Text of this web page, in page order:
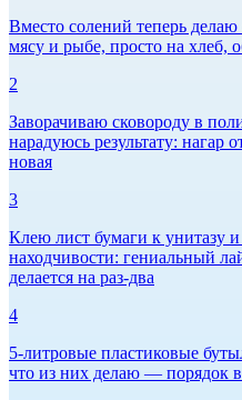
Вместо солений теперь
мясу и рыбе, просто на хлеб,
2
Заворачиваю сковороду в
нарадуюсь результату: нагар
новая
3
Клею лист бумаги к унитазу
находчивости: гениальный
делается на раз-два
4
5-литровые пластиковые
что из них делаю — порядок